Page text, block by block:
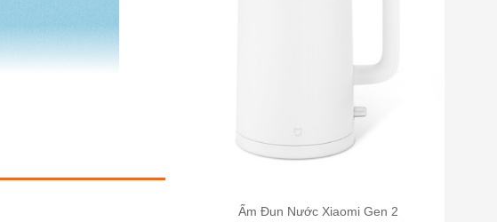
Ấm Đun Nước Xiaomi Gen 2